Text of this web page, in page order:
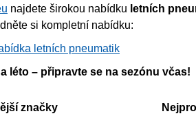
najdete širokou nabídku letních
si kompletní nabídku:
letních pneumatik
léto – připravte se na sezónu včas!
značky